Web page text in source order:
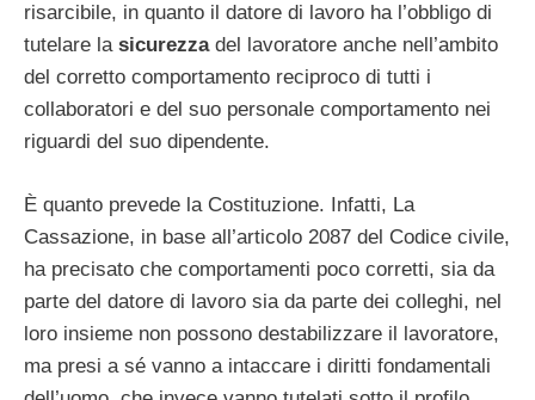
risarcibile, in quanto il datore di lavoro ha l’obbligo di
tutelare la sicurezzadel lavoratore anche nell’ambito
del corretto comportamento reciproco di tutti i
collaboratori e del suo personale comportamento nei
riguardi del suo dipendente.
È quanto prevede la Costituzione. Infatti, La
Cassazione, in base all’articolo 2087 del Codice civile,
ha precisato che comportamenti poco corretti, sia da
parte del datore di lavoro sia da parte dei colleghi, nel
loro insieme non possono destabilizzare il lavoratore,
ma presi a sé vanno a intaccare i diritti fondamentali